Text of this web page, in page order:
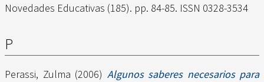
Novedades Educativas (185). pp. 84-85. ISSN 0328-3534
P
Perassi, Zulma (2006) Algunos saberes necesarios para